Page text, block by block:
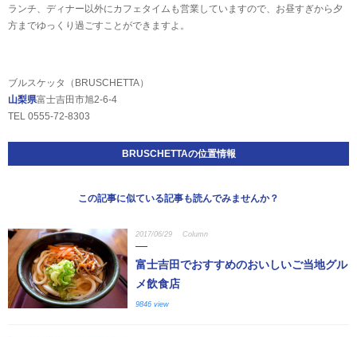
ランチ、ディナー以外にカフェタイムも営業していますので、お昼すぎから夕
方までゆっくり過ごすことができますよ。
ブルスケッタ（BRUSCHETTA）
山梨県富士吉田市旭2-6-4
TEL 0555-72-8303
BRUSCHETTAの位置情報
この記事に似ている記事も読んでみませんか？
2017/06/29 Column
富士吉田でおすすめのおいしいご当地グル
メ飲食店
9846 view